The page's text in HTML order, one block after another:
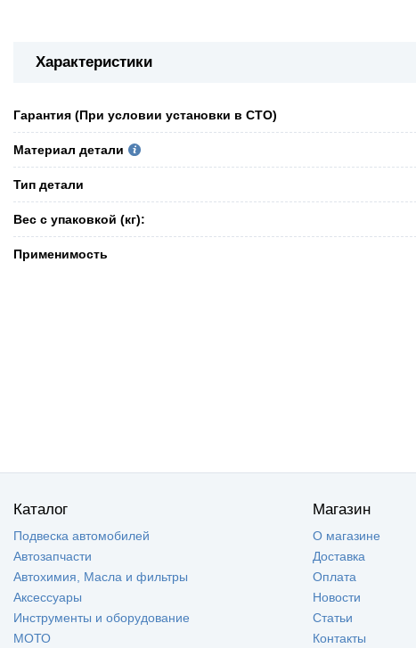
Характеристики
Гарантия (При условии установки в СТО)
Материал детали
Тип детали
Вес с упаковкой (кг):
Применимость
Каталог
Подвеска автомобилей
Автозапчасти
Автохимия, Масла и фильтры
Аксессуары
Инструменты и оборудование
МОТО
Магазин
О магазине
Доставка
Оплата
Новости
Статьи
Контакты